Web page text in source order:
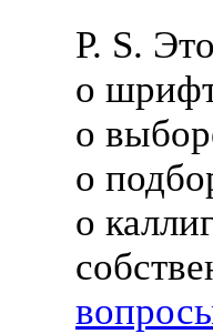
P. S.
о
о
о
о